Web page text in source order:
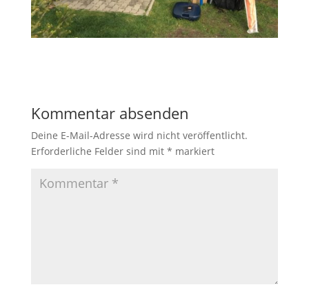
Kommentar absenden
Deine E-Mail-Adresse wird nicht veröffentlicht.
Erforderliche Felder sind mit * markiert